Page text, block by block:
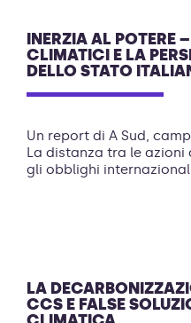
INERZIA AL POTERE
CLIMATICI E LA
DELLO STATO
Un report di A Sud,
La distanza tra le
gli obblighi
LA
CCS E FALSE